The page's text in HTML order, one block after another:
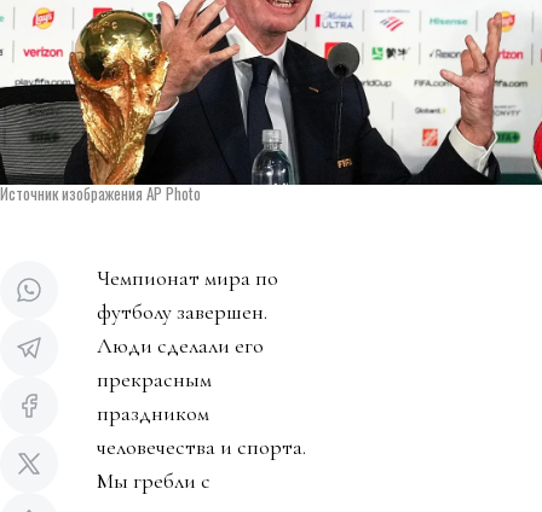
Источник изображения AP Photo
Чемпионат мира по
футболу завершен.
Люди сделали его
прекрасным
праздником
человечества и спорта.
Мы гребли с